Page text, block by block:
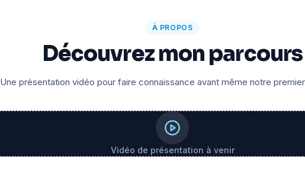
À PROPOS
Découvrez mon parcours
Une présentation vidéo pour faire connaissance avant même notre
Vidéo de présentation à venir